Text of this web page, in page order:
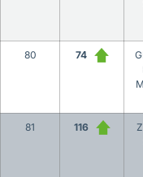
80 74
81 116